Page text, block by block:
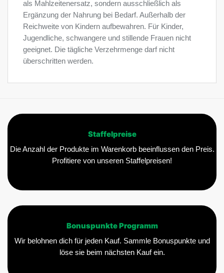
als Mahlzeitenersatz, sondern ausschließlich als
Ergänzung der Nahrung bei Bedarf. Außerhalb der
Reichweite von Kindern aufbewahren. Für Kinder,
Jugendliche, schwangere und stillende Frauen nicht
geeignet. Die tägliche Verzehrmenge darf nicht
überschritten werden.
Staffelpreise
Die Anzahl der Produkte im Warenkorb beeinflussen den Preis.
Profitiere von unseren Staffelpreisen!
Bonuspunkte Programm
Wir belohnen dich für jeden Kauf. Sammle Bonuspunkte und
löse sie beim nächsten Kauf ein.